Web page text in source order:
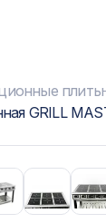
плиты
GRILL